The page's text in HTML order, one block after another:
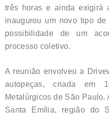
três horas e ainda exigirá
inaugurou um novo tipo
possibilidade de um
processo coletivo.
A reunião envolveu a
autopeças, criada em
Metalúrgicos de São Paulo.
Santa Emília, região do